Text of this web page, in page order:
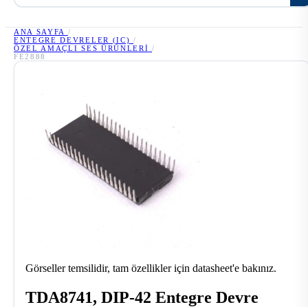
ANA SAYFA /
ENTEGRE DEVRELER (IC) /
ÖZEL AMAÇLI SES ÜRÜNLERI /
FE2888
Görseller temsilidir, tam özellikler için datasheet'e bakınız.
TDA8741, DIP-42 Entegre Devre